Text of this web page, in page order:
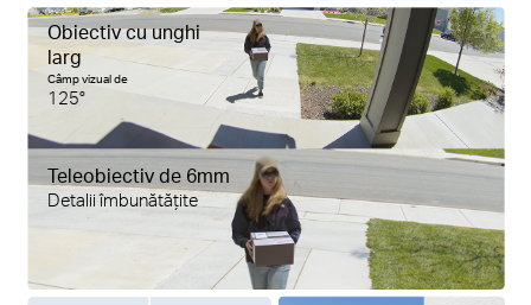
Obiectiv cu unghi
larg
Câmp vizual de
125°
Teleobiectiv de 6mm
Detalii îmbunătățite